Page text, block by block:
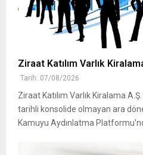
Ziraat Katılım Varlık
Tarih: 07/08/2026
Ziraat Katılım Varlık Kiralama
tarihli konsolide olmayan ara
Kamuyu Aydınlatma